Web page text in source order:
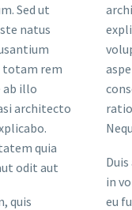
Sed ut
natus
totam rem
ab illo
architecto
quia
odit aut
quis
in
eu